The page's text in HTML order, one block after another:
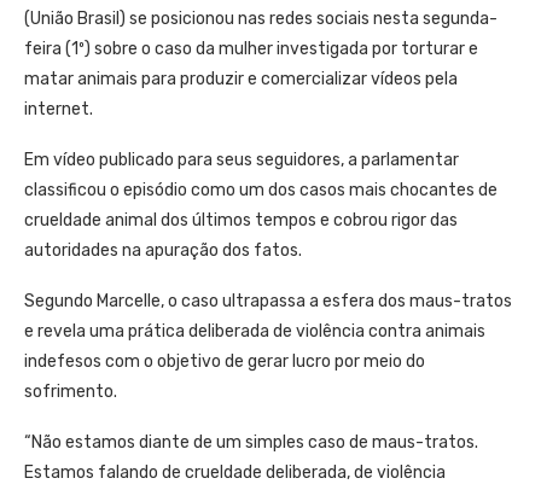
(União Brasil) se posicionou nas redes sociais nesta segunda-
feira (1º) sobre o caso da mulher investigada por torturar e
matar animais para produzir e comercializar vídeos pela
internet.
Em vídeo publicado para seus seguidores, a parlamentar
classificou o episódio como um dos casos mais chocantes de
crueldade animal dos últimos tempos e cobrou rigor das
autoridades na apuração dos fatos.
Segundo Marcelle, o caso ultrapassa a esfera dos maus-tratos
e revela uma prática deliberada de violência contra animais
indefesos com o objetivo de gerar lucro por meio do
sofrimento.
“Não estamos diante de um simples caso de maus-tratos.
Estamos falando de crueldade deliberada, de violência